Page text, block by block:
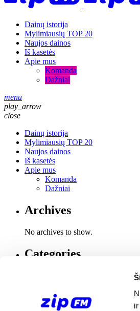
Dainų istorija
Mylimiausių TOP 20
Naujos dainos
Iš kasetės
Apie mus
Komanda
Dažniai
menu
play_arrow
close
Dainų istorija
Mylimiausių TOP 20
Naujos dainos
Iš kasetės
Apie mus
Komanda
Dažniai
Archives
No archives to show.
Categories
RADIOCENTRO RADIJO STOČIŲ